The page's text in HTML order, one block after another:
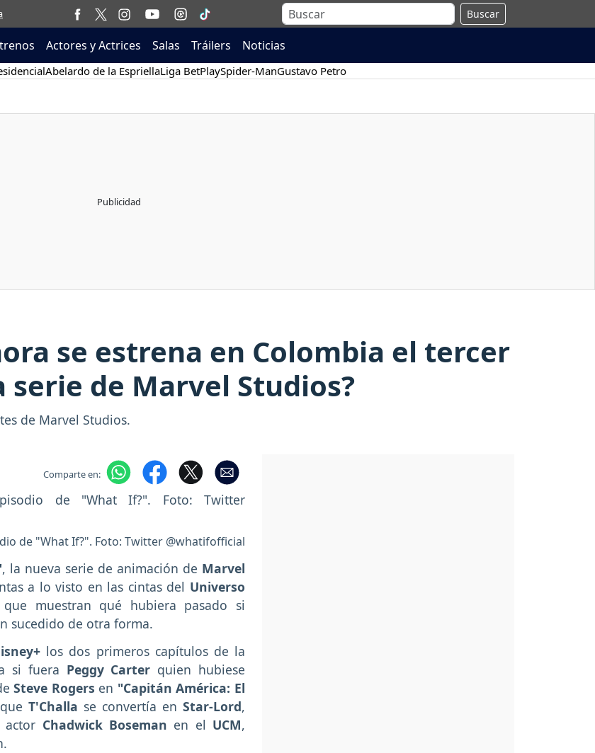
Buscar
Actores y Actrices Salas Tráilers Noticias
Abelardo de la EspriellaLiga BetPlaySpider-ManGustavo Petro
se estrena en Colombia el tercer
de Marvel Studios?
de Marvel Studios.
Comparte en:
de "What If?". Foto: Twitter @whatifofficial
, la nueva serie de animación de Marvel
a lo visto en las cintas del Universo
muestran qué hubiera pasado si
sucedido de otra forma.
los dos primeros capítulos de la
si fuera Peggy Carter quien hubiese
Steve Rogers en "Capitán América: El
T'Challa se convertía enStar-Lord,
Chadwick Boseman en el UCM,